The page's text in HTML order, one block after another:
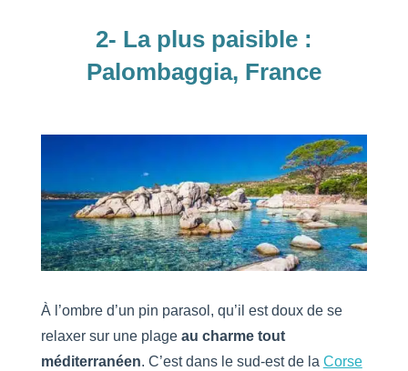
2- La plus paisible :
Palombaggia, France
À l’ombre d’un pin parasol, qu’il est doux de se
relaxer sur une plage au charme tout
méditerranéen. C’est dans le sud-est de la Corse